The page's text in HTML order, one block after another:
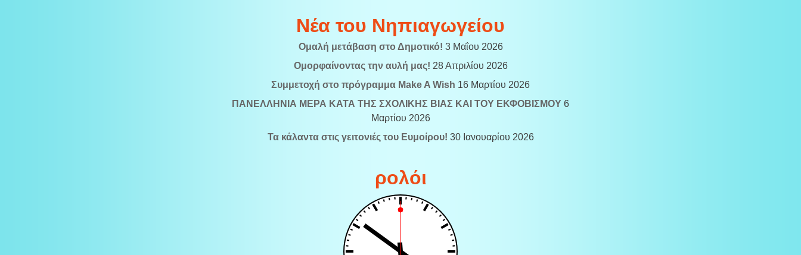
Νέα του Νηπιαγωγείου
Ομαλή μετάβαση στο Δημοτικό! 3 Μαΐου 2026
Ομορφαίνοντας την αυλή μας! 28 Απριλίου 2026
Συμμετοχή στο πρόγραμμα Make A Wish 16 Μαρτίου 2026
ΠΑΝΕΛΛΗΝΙΑ ΜΕΡΑ ΚΑΤΑ ΤΗΣ ΣΧΟΛΙΚΗΣ ΒΙΑΣ ΚΑΙ ΤΟΥ ΕΚΦΟΒΙΣΜΟΥ 6
Μαρτίου 2026
Τα κάλαντα στις γειτονιές του Ευμοίρου! 30 Ιανουαρίου 2026
ρολόι